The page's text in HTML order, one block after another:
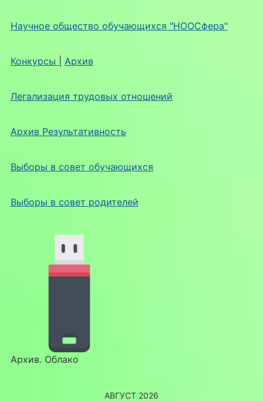
Научное общество обучающихся "НООСфера"
Конкурсы Архив
Легализация трудовых отношений
Архив Результативность
Выборы в совет обучающихся
Выборы в совет родителей
Архив. Облако
АВГУСТ 2026